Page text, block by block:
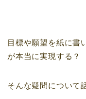
目標や願望を紙に書
が本当に実現する？
そんな疑問について